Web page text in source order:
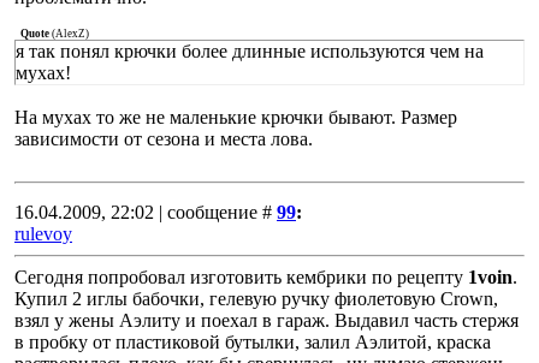
Quote (AlexZ)
я так понял крючки более длинные используются чем на
мухах!
На мухах то же не маленькие крючки бывают. Размер
зависимости от сезона и места лова.
16.04.2009, 22:02 | сообщение # 99:
rulevoy
Сегодня попробовал изготовить кембрики по рецепту 1voin.
Купил 2 иглы бабочки, гелевую ручку фиолетовую Crown,
взял у жены Аэлиту и поехал в гараж. Выдавил часть стержя
в пробку от пластиковой бутылки, залил Аэлитой, краска